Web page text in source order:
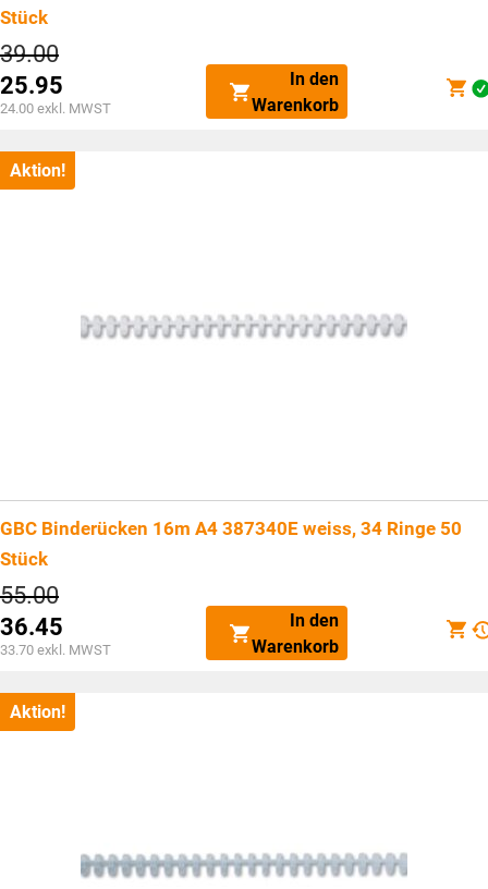
Stück
39.00Ursprünglicher
Preis
war:
CHF39.00
25.95
Aktueller
ist:
CHF25.95.
24.00 exkl. MWST
In den
Warenkorb
Aktion!
GBC Binderücken 16m A4 387340E weiss, 34 Ringe 50
Stück
55.00Ursprünglicher
Preis
war:
CHF55.00
36.45
Aktueller
ist:
CHF36.45.
33.70 exkl. MWST
In den
Warenkorb
Aktion!